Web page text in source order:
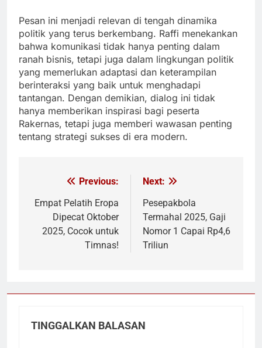
Pesan ini menjadi relevan di tengah dinamika
politik yang terus berkembang. Raffi menekankan
bahwa komunikasi tidak hanya penting dalam
ranah bisnis, tetapi juga dalam lingkungan politik
yang memerlukan adaptasi dan keterampilan
berinteraksi yang baik untuk menghadapi
tantangan. Dengan demikian, dialog ini tidak
hanya memberikan inspirasi bagi peserta
Rakernas, tetapi juga memberi wawasan penting
tentang strategi sukses di era modern.
Navigasi
pos
Previous:
Empat Pelatih Eropa
Dipecat Oktober
2025, Cocok untuk
Timnas!
Next:
Pesepakbola
Termahal 2025, Gaji
Nomor 1 Capai Rp4,6
Triliun
TINGGALKAN BALASAN